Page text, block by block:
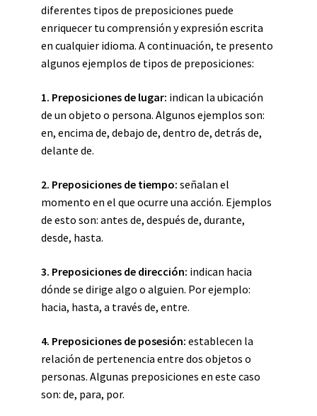
diferentes tipos de preposiciones puede
enriquecer tu comprensión y expresión escrita
en cualquier idioma. A continuación, te presento
algunos ejemplos de tipos de preposiciones:
1. Preposiciones de lugar: indican la ubicación
de un objeto o persona. Algunos ejemplos son:
en, encima de, debajo de, dentro de, detrás de,
delante de.
2. Preposiciones de tiempo: señalan el
momento en el que ocurre una acción. Ejemplos
de esto son: antes de, después de, durante,
desde, hasta.
3. Preposiciones de dirección: indican hacia
dónde se dirige algo o alguien. Por ejemplo:
hacia, hasta, a través de, entre.
4. Preposiciones de posesión: establecen la
relación de pertenencia entre dos objetos o
personas. Algunas preposiciones en este caso
son: de, para, por.